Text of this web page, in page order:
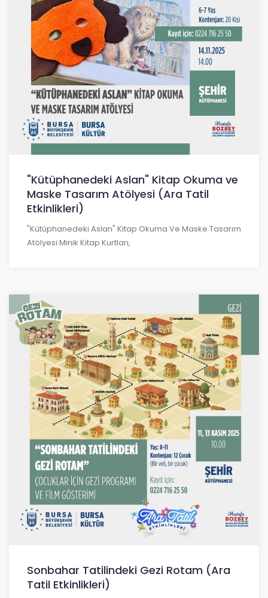
"Kütüphanedeki Aslan" Kitap Okuma ve
Maske Tasarım Atölyesi (Ara Tatil
Etkinlikleri)
"Kütüphanedeki Aslan" Kitap Okuma Ve Maske Tasarım
Atölyesi Minik Kitap Kurtları,
Sonbahar Tatilindeki Gezi Rotam (Ara
Tatil Etkinlikleri)